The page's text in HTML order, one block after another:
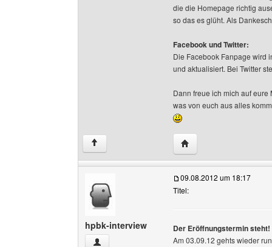
die die Homepage richtig
so das es glüht. Als
Facebook und Twitter:
Die Facebook Fanpage wird
und aktualisiert. Bei Twitter
Dann freue ich mich auf
was von euch aus alles
↑ Website dieses
hpbk-interview
hpbk-interview Benutzer-Profile anzeigen
09.08.2012 um 18:17
Titel:
Der Eröffnungstermin steht!
Am 03.09.12 gehts wieder